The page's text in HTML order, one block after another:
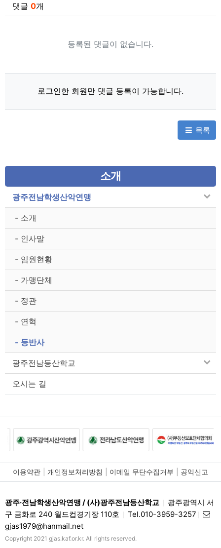
댓글 0개
등록된 댓글이 없습니다.
로그인한 회원만 댓글 등록이 가능합니다.
목록
소개
광주전남학생산악연맹
- 소개
- 인사말
- 임원현황
- 가맹단체
- 정관
- 연혁
- 등반사
광주전남등산학교
오시는 길
이용약관 개인정보처리방침 이메일 무단수집거부 공익신고
광주·전남학생산악연맹 / (사)광주전남등산학교
광주광역시 서
구 금화로 240 월드컵경기장 110호
Tel.010-3959-3257
gjas1979@hanmail.net
Copyright 2021 gjas.kaf.or.kr. All rights reserved.